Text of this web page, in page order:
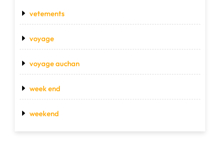
vetements
voyage
voyage auchan
week end
weekend